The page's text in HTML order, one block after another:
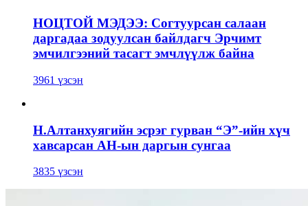
НОЦТОЙ МЭДЭЭ: Согтуурсан салаан
даргадаа зодуулсан байлдагч Эрчимт
эмчилгээний тасагт эмчлүүлж байна
3961 үзсэн
Н.Алтанхуягийн эсрэг гурван “Э”-ийн хүч
хавсарсан АН-ын даргын сунгаа
3835 үзсэн